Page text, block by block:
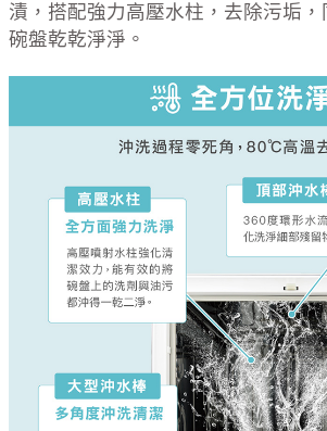
漬，搭配強力高壓水柱，去除污垢
碗盤乾乾淨淨。